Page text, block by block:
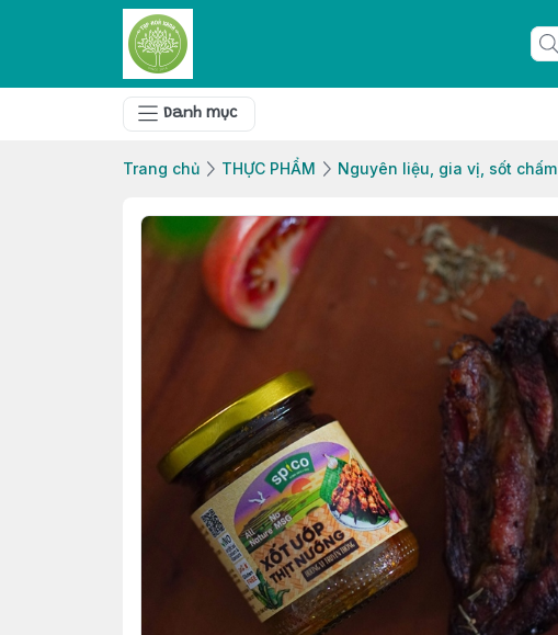
Danh mục
Trang chủ THỰC PHẨM Nguyên liệu, gia vị, sốt chấm